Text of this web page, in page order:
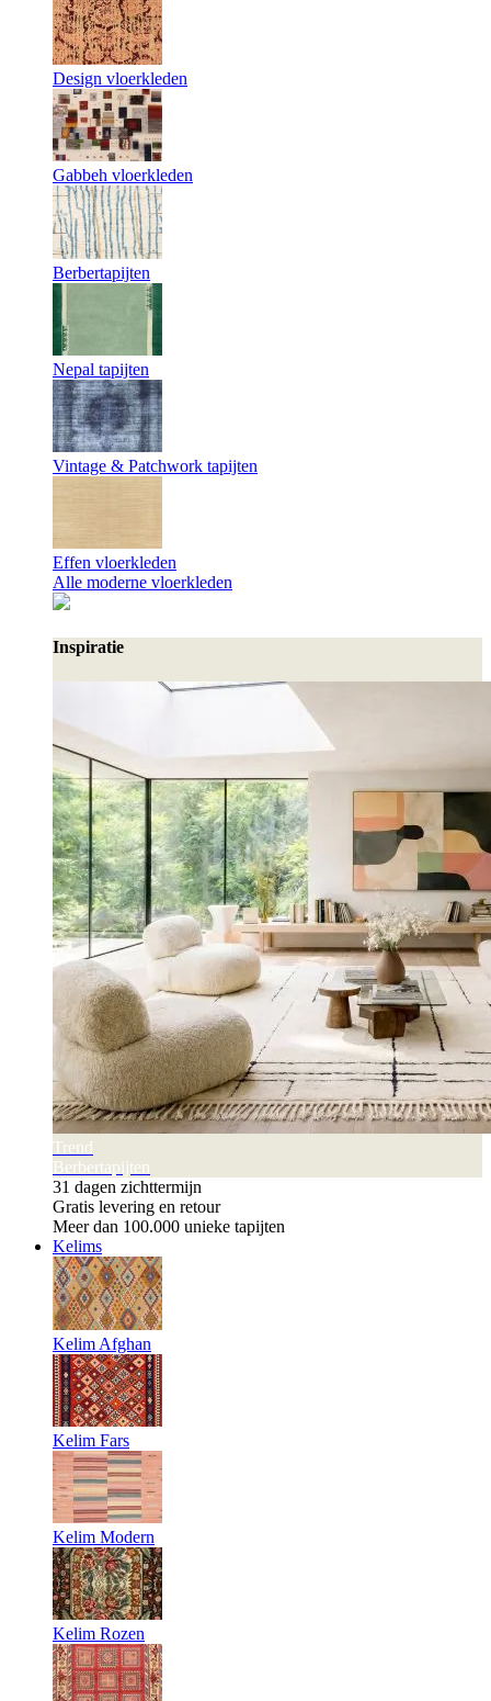
Design vloerkleden
Gabbeh vloerkleden
Berbertapijten
Nepal tapijten
Vintage & Patchwork tapijten
Effen vloerkleden
Alle moderne vloerkleden
Inspiratie
Trend
Berbertapijten
31 dagen zichttermijn
Gratis levering en retour
Meer dan 100.000 unieke tapijten
Kelims
Kelim Afghan
Kelim Fars
Kelim Modern
Kelim Rozen